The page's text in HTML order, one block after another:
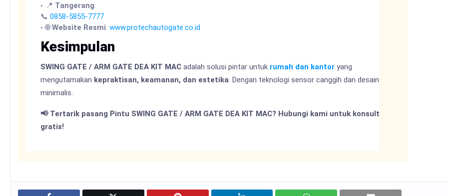
📍 Tangerang:
📞 0858-5855-7777
🌐Website Resmi: www.protechautogate.co.id
Kesimpulan
SWING GATE / ARM GATE DEA KIT MAC adalah solusi pintar untuk rumah dan kantor yang
mengutamakan kepraktisan, keamanan, dan estetika. Dengan teknologi sensor canggih dan desain
minimalis.
📢 Tertarik pasang Pintu SWING GATE / ARM GATE DEA KIT MAC? Hubungi kami untuk konsultasi
gratis!